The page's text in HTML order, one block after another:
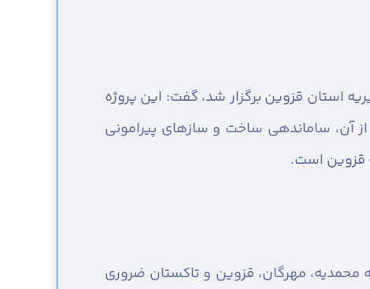
استان قزوین برگزار شد، گفت: این پروژه
ساماندهی ساخت و سازهای پیرامونی
قزوین است.
مهرگان، قزوین و تاکستان ضروری